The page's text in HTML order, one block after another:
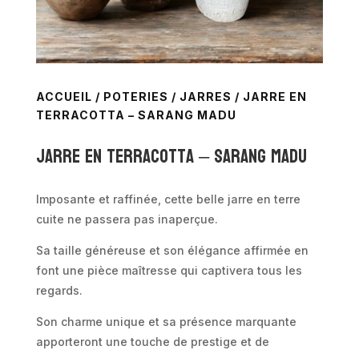
ACCUEIL / POTERIES / JARRES / JARRE EN
TERRACOTTA – SARANG MADU
Jarre en terracotta – SARANG MADU
Imposante et raffinée, cette belle jarre en terre
cuite ne passera pas inaperçue.
Sa taille généreuse et son élégance affirmée en
font une pièce maîtresse qui captivera tous les
regards.
Son charme unique et sa présence marquante
apporteront une touche de prestige et de